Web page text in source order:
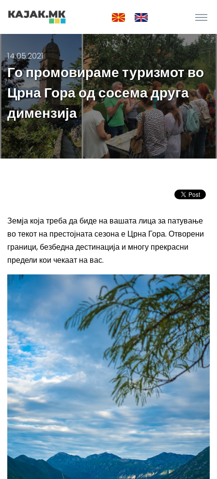
14.05.2021
Го промовираме туризмот во
Црна Гора од сосема друга
димензија
Земја која треба да биде на вашата лица за патување
во текот на престојната сезона е Црна Гора. Отворени
граници, безбедна дестинација и многу прекрасни
предели кои чекаат на вас.